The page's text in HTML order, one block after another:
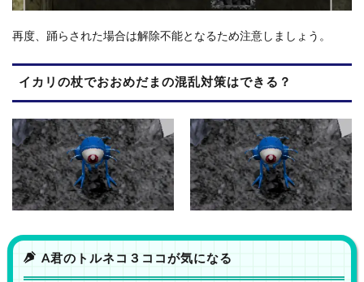
再度、踊らされた場合は解除不能となるため注意しましょう。
イカリの杖でおおめだまの混乱対策はできる？
A君のトルネコ３ココが気になる